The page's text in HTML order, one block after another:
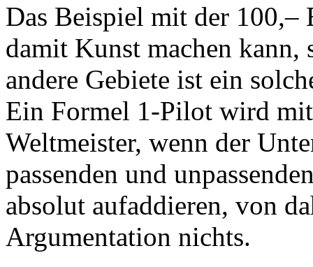
Das Beispiel mit der 100,–
damit Kunst machen
andere Gebiete ist ein
Ein Formel 1-Pilot wird
Weltmeister, wenn der
passenden und
absolut aufaddieren, von
Argumentation nichts.